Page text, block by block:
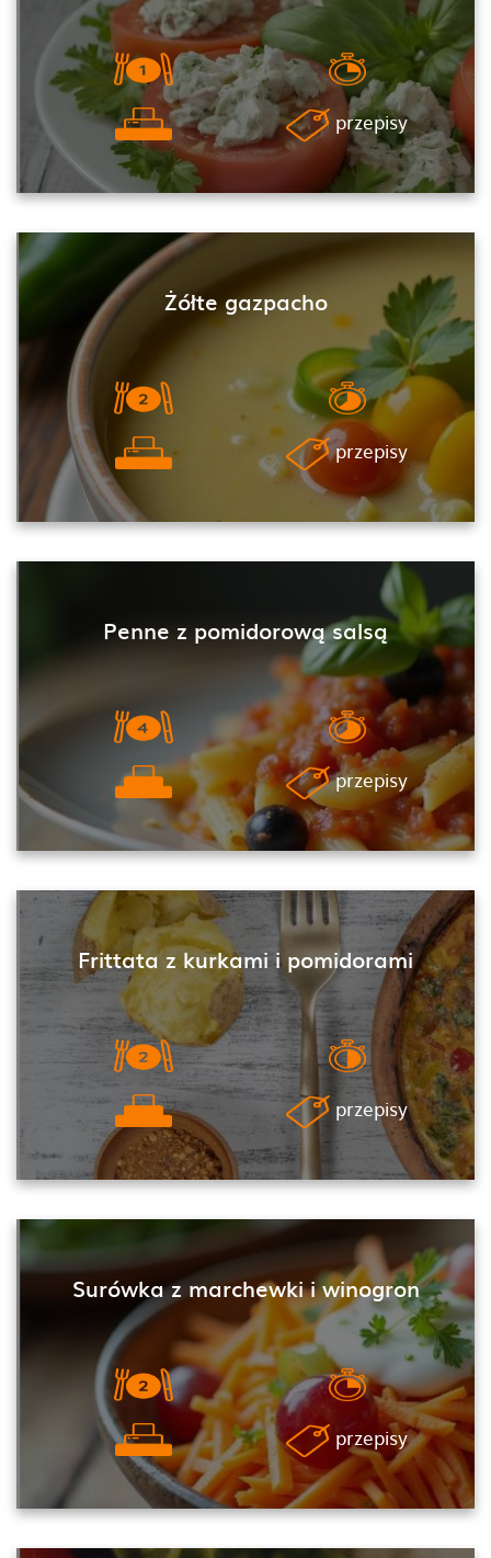
przepisy
Żółte gazpacho
przepisy
Penne z pomidorową salsą
przepisy
Frittata z kurkami i pomidorami
przepisy
Surówka z marchewki i winogron
przepisy